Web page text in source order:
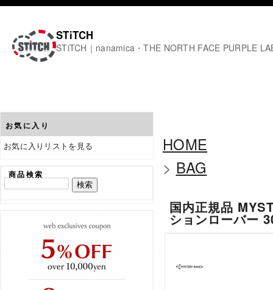
STiTCH
STiTCH｜nanamica・THE NORTH FACE PURPLE
お気に入り
お気に入りリストを見る
商品検索
HOME
> BAG
国内正規品
ションローバー